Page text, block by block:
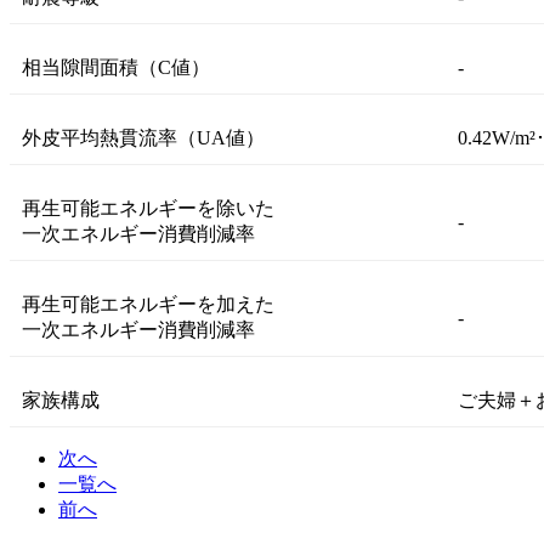
相当隙間面積（C値） -
外皮平均熱貫流率（UA値） 0.42W/m²
再生可能エネルギーを除いた
一次エネルギー消費削減率
-
再生可能エネルギーを加えた
一次エネルギー消費削減率
-
家族構成 ご夫婦＋
次へ
一覧へ
前へ